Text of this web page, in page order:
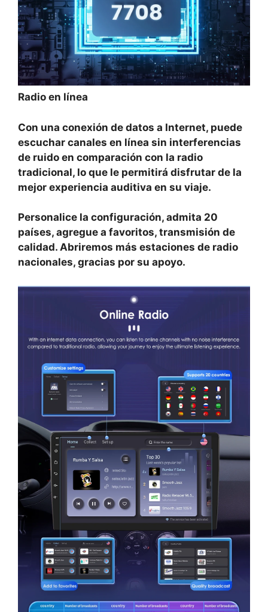
Radio en línea
Con una conexión de datos a Internet, puede
escuchar canales en línea sin interferencias
de ruido en comparación con la radio
tradicional, lo que le permitirá disfrutar de la
mejor experiencia auditiva en su viaje.
Personalice la configuración, admita 20
países, agregue a favoritos, transmisión de
calidad. Abriremos más estaciones de radio
nacionales, gracias por su apoyo.